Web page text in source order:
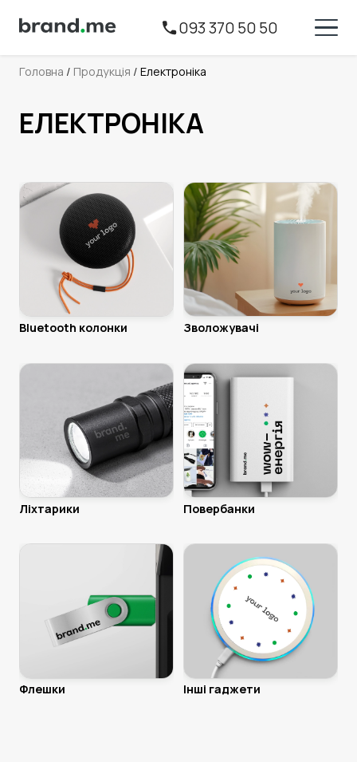
093 370 50 50
Головна / Продукція / Електроніка
ЕЛЕКТРОНІКА
Bluetooth колонки Зволожувачі
Ліхтарики Повербанки
Флешки Інші гаджети